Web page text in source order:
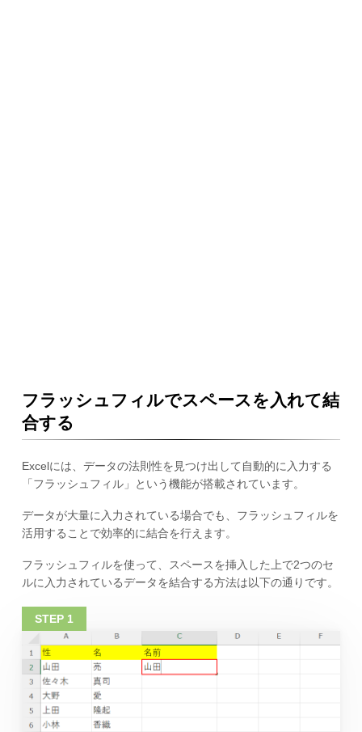
フラッシュフィルでスペースを入れて結
合する
Excelには、データの法則性を見つけ出して自動的に入力する
「フラッシュフィル」という機能が搭載されています。
データが大量に入力されている場合でも、フラッシュフィルを
活用することで効率的に結合を行えます。
フラッシュフィルを使って、スペースを挿入した上で2つのセ
ルに入力されているデータを結合する方法は以下の通りです。